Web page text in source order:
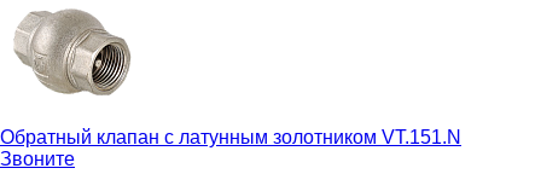
Обратный клапан с латунным золотником VT.151.N
Звоните